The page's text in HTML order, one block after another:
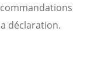
déclaration.